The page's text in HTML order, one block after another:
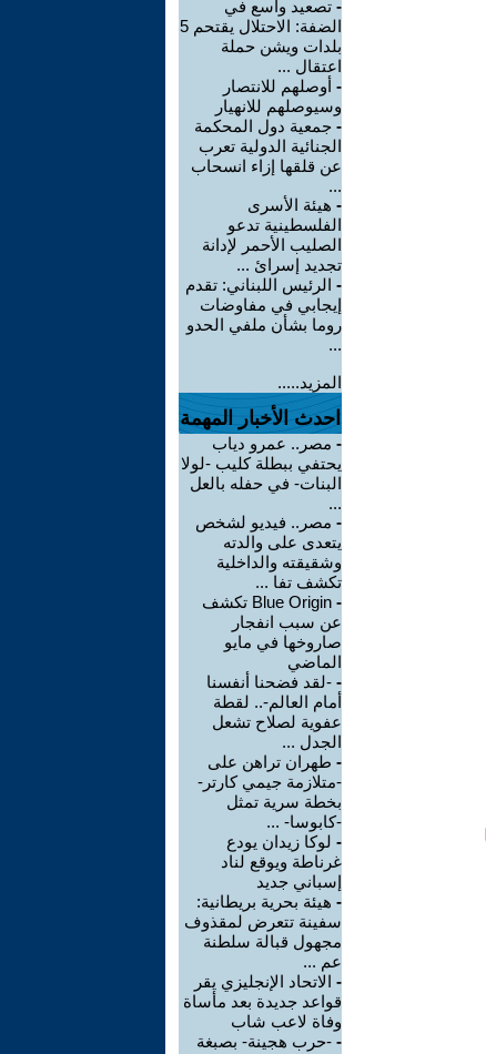
- تصعيد واسع في
الضفة: الاحتلال يقتحم 5
بلدات ويشن حملة
اعتقال ...
- أوصلهم للانتصار
وسيوصلهم للانهيار
- جمعية دول المحكمة
الجنائية الدولية تعرب
عن قلقها إزاء انسحاب
...
- هيئة الأسرى
الفلسطينية تدعو
الصليب الأحمر لإدانة
تجديد إسرائ ...
- الرئيس اللبناني: تقدم
إيجابي في مفاوضات
روما بشأن ملفي الحدو
...
المزيد.....
احدث الأخبار المهمة
- مصر.. عمرو دياب
يحتفي ببطلة كليب -لولا
البنات- في حفله بالعل
...
- مصر.. فيديو لشخص
يتعدى على والدته
وشقيقته والداخلية
تكشف تفا ...
-
Blue Origin تكشف
عن سبب انفجار
صاروخها في مايو
الماضي
- -لقد فضحنا أنفسنا
أمام العالم-.. لقطة
عفوية لصلاح تشعل
الجدل ...
- طهران تراهن على
-متلازمة جيمي كارتر-
بخطة سرية تمثل
-كابوسا- ...
- لوكا زيدان يودع
غرناطة ويوقع لناد
إسباني جديد
- هيئة بحرية بريطانية:
سفينة تتعرض لمقذوف
مجهول قبالة سلطنة
عم ...
- الاتحاد الإنجليزي يقر
قواعد جديدة بعد مأساة
وفاة لاعب شاب
- -حرب هجينة- بصبغة